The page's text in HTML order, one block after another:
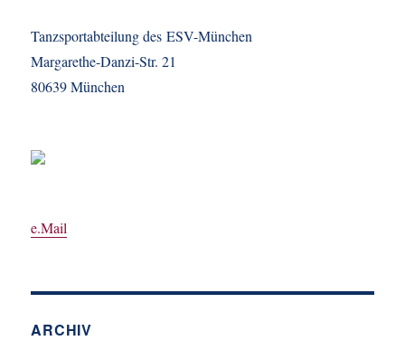
Tanzsportabteilung des ESV-München
Margarethe-Danzi-Str. 21
80639 München
e.Mail
ARCHIV